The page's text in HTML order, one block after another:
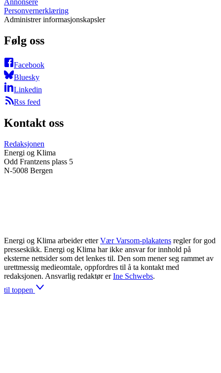
Annonsere
Personvernerklæring
Administrer informasjonskapsler
Følg oss
Facebook
Bluesky
Linkedin
Rss feed
Kontakt oss
Redaksjonen
Energi og Klima
Odd Frantzens plass 5
N-5008 Bergen
Energi og Klima arbeider etter Vær Varsom-plakatens regler for god
presseskikk. Energi og Klima har ikke ansvar for innhold på
eksterne nettsider som det lenkes til. Den som mener seg rammet av
urettmessig medieomtale, oppfordres til å ta kontakt med
redaksjonen. Ansvarlig redaktør er Ine Schwebs.
til toppen